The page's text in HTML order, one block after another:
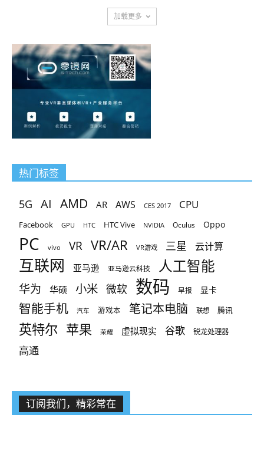
加载更多
热门标签
5G AI AMD AR AWS CES 2017 CPU
Facebook GPU HTC HTC Vive NVIDIA Oculus Oppo
PC vivo VR VR/AR VR游戏 三星 云计算
互联网 亚马逊 亚马逊云科技 人工智能
华为 华硕 小米 微软 数码 早报 显卡
智能手机 汽车 游戏本 笔记本电脑 联想 腾讯
英特尔 苹果 荣耀 虚拟现实 谷歌 锐龙处理器
高通
订阅我们，精彩常在